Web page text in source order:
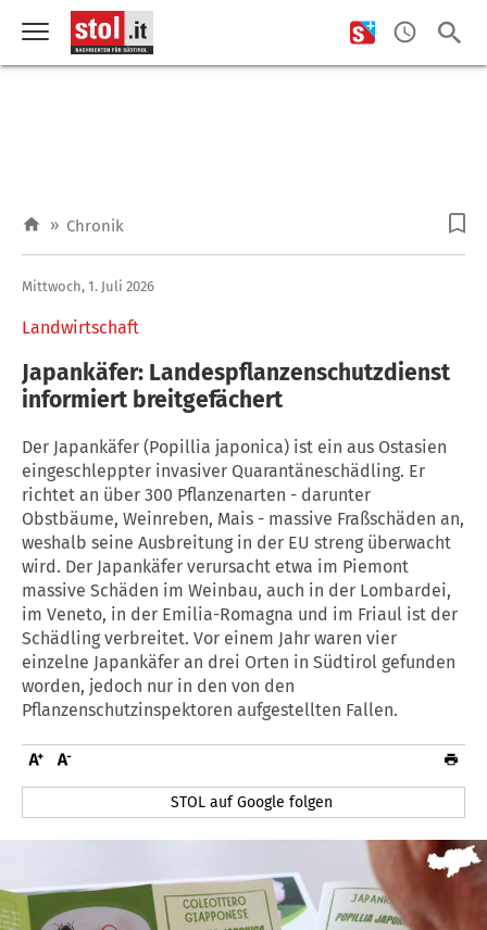
» Chronik
Landwirtschaft
Mittwoch, 1. Juli 2026
Japankäfer: Landespflanzenschutzdienst
informiert breitgefächert
Der Japankäfer (Popillia japonica) ist ein aus Ostasien
eingeschleppter invasiver Quarantäneschädling. Er
richtet an über 300 Pflanzenarten - darunter
Obstbäume, Weinreben, Mais - massive Fraßschäden an,
weshalb seine Ausbreitung in der EU streng überwacht
wird. Der Japankäfer verursacht etwa im Piemont
massive Schäden im Weinbau, auch in der Lombardei,
im Veneto, in der Emilia-Romagna und im Friaul ist der
Schädling verbreitet. Vor einem Jahr waren vier
einzelne Japankäfer an drei Orten in Südtirol gefunden
worden, jedoch nur in den von den
Pflanzenschutzinspektoren aufgestellten Fallen.
STOL auf Google folgen